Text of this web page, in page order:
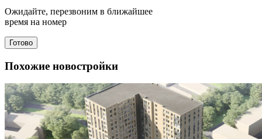
Ожидайте, перезвоним в ближайшее
время на номер
Готово
Похожие новостройки